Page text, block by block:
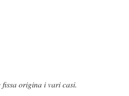
fissa origina i vari casi.